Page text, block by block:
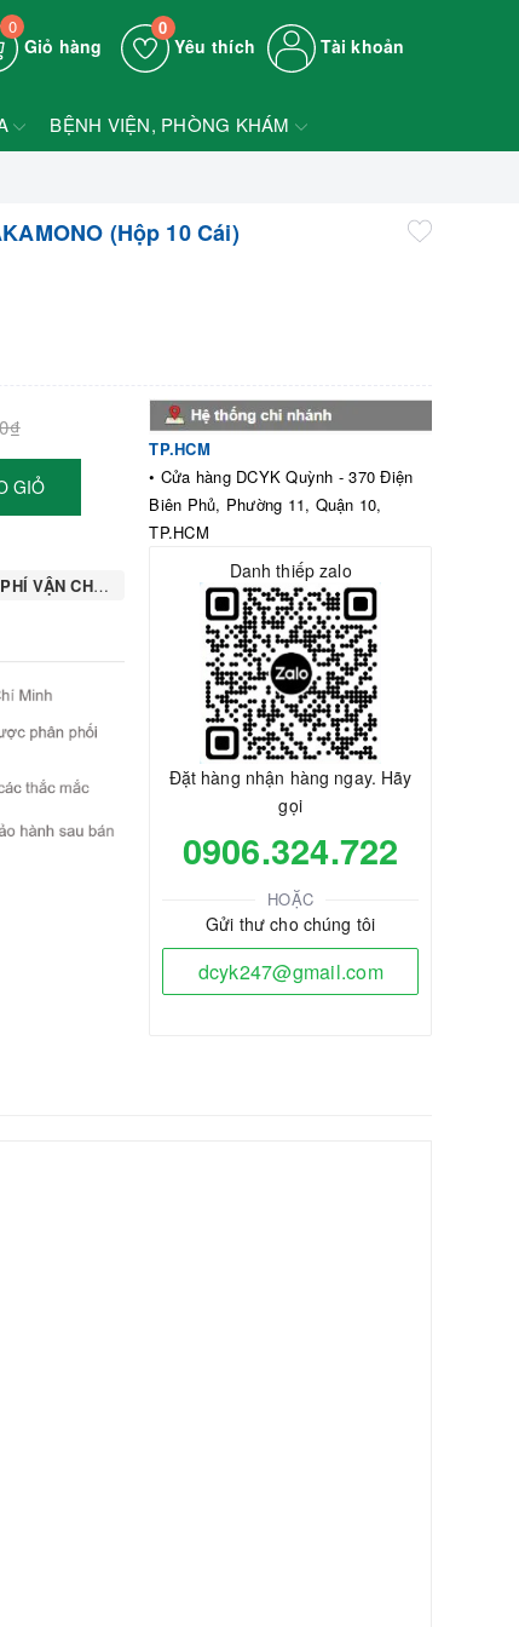
0
Giỏ hàng Yêu thích
0
Tài khoản
BỆNH VIỆN, PHÒNG KHÁM
(Hộp 10 Cái)
GIỎ
VẬN CHUYỂN
TP.HCM
• Cửa hàng DCYK Quỳnh - 370 Điện
Biên Phủ, Phường 11, Quận 10,
TP.HCM
Danh thiếp zalo
Đặt hàng nhận hàng ngay. Hãy
gọi
0906.324.722
HOẶC
Gửi thư cho chúng tôi
dcyk247@gmail.com